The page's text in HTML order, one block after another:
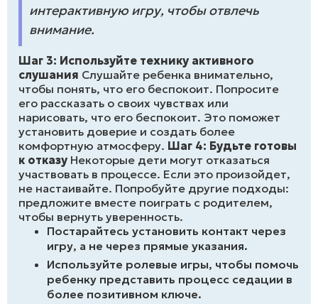
интерактивную игру, чтобы отвлечь
внимание.
Шаг 3: Используйте технику активного
слушания Слушайте ребенка внимательно,
чтобы понять, что его беспокоит. Попросите
его рассказать о своих чувствах или
нарисовать, что его беспокоит. Это поможет
установить доверие и создать более
комфортную атмосферу. Шаг 4: Будьте готовы
к отказу Некоторые дети могут отказаться
участвовать в процессе. Если это произойдет,
не настаивайте. Попробуйте другие подходы:
предложите вместе поиграть с родителем,
чтобы вернуть уверенность.
Постарайтесь установить контакт через
игру, а не через прямые указания.
Используйте ролевые игры, чтобы помочь
ребенку представить процесс седации в
более позитивном ключе.